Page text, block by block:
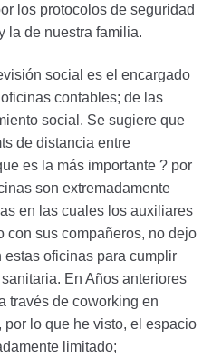
los protocolos de seguridad
la de nuestra familia.
social es el encargado
contables; de las
social. Se sugiere que
de distancia entre
es la más importante ? por
son extremadamente
en las cuales los auxiliares
con sus compañeros, no dejo
oficinas para cumplir
En Años anteriores
través de coworking en
por lo que he visto, el espacio
limitado;